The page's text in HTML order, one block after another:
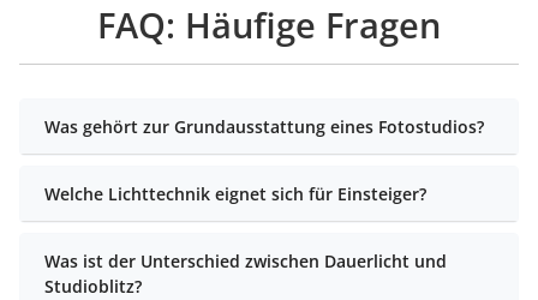
FAQ: Häufige Fragen
Was gehört zur Grundausstattung eines Fotostudios?
Welche Lichttechnik eignet sich für Einsteiger?
Was ist der Unterschied zwischen Dauerlicht und
Studioblitz?